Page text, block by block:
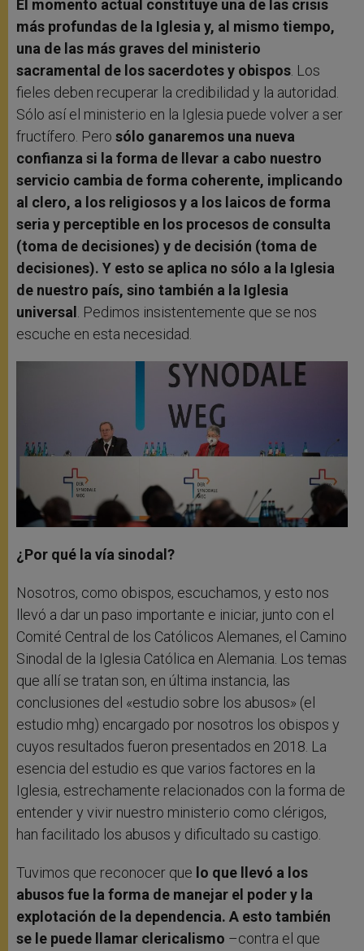
El momento actual constituye una de las crisis
más profundas de la Iglesia y, al mismo tiempo,
una de las más graves del ministerio
sacramental de los sacerdotes y obispos . Los
fieles deben recuperar la credibilidad y la autoridad.
Sólo así el ministerio en la Iglesia puede volver a ser
fructífero. Pero sólo ganaremos una nueva
confianza si la forma de llevar a cabo nuestro
servicio cambia de forma coherente, implicando
al clero, a los religiosos y a los laicos de forma
seria y perceptible en los procesos de consulta
(toma de decisiones) y de decisión (toma de
decisiones). Y esto se aplica no sólo a la Iglesia
de nuestro país, sino también a la Iglesia
universal . Pedimos insistentemente que se nos
escuche en esta necesidad.
¿Por qué la vía sinodal?
Nosotros, como obispos, escuchamos, y esto nos
llevó a dar un paso importante e iniciar, junto con el
Comité Central de los Católicos Alemanes, el Camino
Sinodal de la Iglesia Católica en Alemania. Los temas
que allí se tratan son, en última instancia, las
conclusiones del «estudio sobre los abusos» (el
estudio mhg) encargado por nosotros los obispos y
cuyos resultados fueron presentados en 2018. La
esencia del estudio es que varios factores en la
Iglesia, estrechamente relacionados con la forma de
entender y vivir nuestro ministerio como clérigos,
han facilitado los abusos y dificultado su castigo.
Tuvimos que reconocer que lo que llevó a los
abusos fue la forma de manejar el poder y la
explotación de la dependencia. A esto también
se le puede llamar clericalismo –contra el que